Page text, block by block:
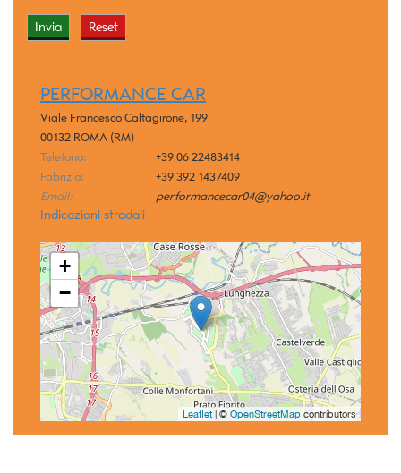
PERFORMANCE CAR
Viale Francesco Caltagirone, 199
00132 ROMA (RM)
Telefono:
+39 06 22483414
Fabrizio:
+39 392 1437409
Email:
performancecar04@yahoo.it
Indicazioni stradali
+
−
Leaflet| © OpenStreetMapcontributors